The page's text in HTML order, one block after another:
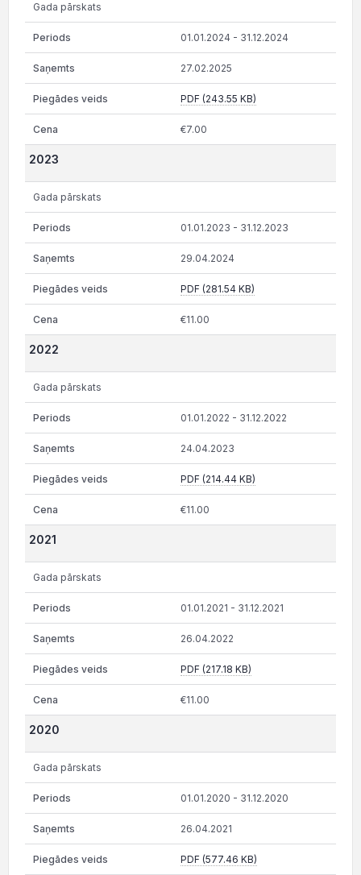
Gada pārskats
01.01.2024 - 31.12.2024
27.02.2025
PDF (243.55 KB)
€7.00
2023
Gada pārskats
01.01.2023 - 31.12.2023
29.04.2024
PDF (281.54 KB)
€11.00
2022
Gada pārskats
01.01.2022 - 31.12.2022
24.04.2023
PDF (214.44 KB)
€11.00
2021
Gada pārskats
01.01.2021 - 31.12.2021
26.04.2022
PDF (217.18 KB)
€11.00
2020
Gada pārskats
01.01.2020 - 31.12.2020
26.04.2021
PDF (577.46 KB)